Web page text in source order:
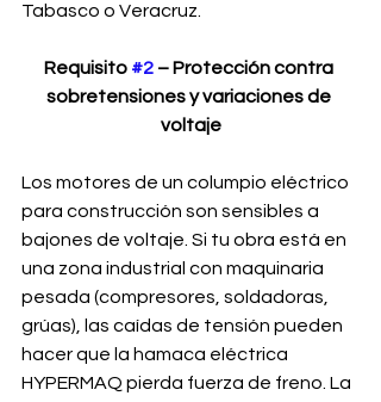
Tabasco o Veracruz.
Requisito #2 – Protección contra
sobretensiones y variaciones de
voltaje
Los motores de un columpio eléctrico
para construcción son sensibles a
bajones de voltaje. Si tu obra está en
una zona industrial con maquinaria
pesada (compresores, soldadoras,
grúas), las caídas de tensión pueden
hacer que la hamaca eléctrica
HYPERMAQ pierda fuerza de freno. La